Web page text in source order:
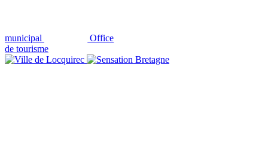
municipal
Office
de tourisme